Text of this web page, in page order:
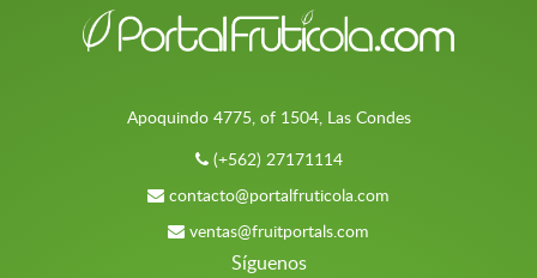
Apoquindo 4775, of 1504, Las Condes
(+562) 27171114
contacto@portalfruticola.com
ventas@fruitportals.com
Síguenos